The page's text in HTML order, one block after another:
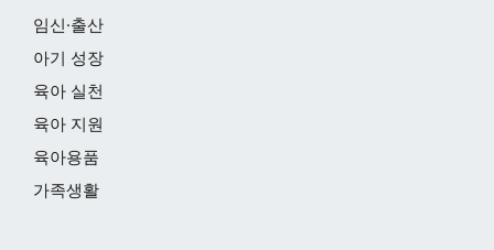
임신·출산
아기 성장
육아 실천
육아 지원
육아용품
가족생활